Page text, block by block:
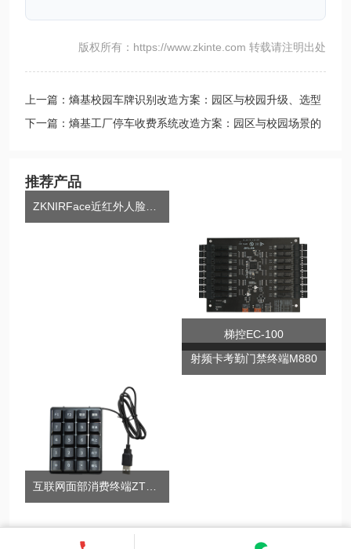
版权所有：https://www.zkinte.com 转载请注明出处
上一篇：熵基校园车牌识别改造方案：园区与校园升级、选型
与成本考量
下一篇：熵基工厂停车收费系统改造方案：园区与校园场景的
推荐产品
ZKNIRFace近红外人脸识别
梯控EC-100
射频卡考勤门禁终端M880